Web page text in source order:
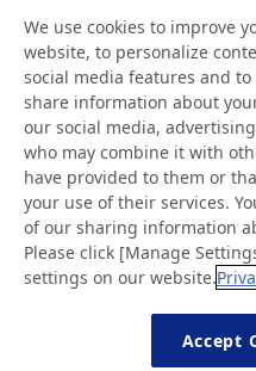
Actualités
FAQ
We use cookies to improve
website, to personalize
social media features and
share information about
our social media,
who may combine it with
have provided to them or
your use of their services.
of our sharing information
Please click [Manage
settings on our website.
Accept